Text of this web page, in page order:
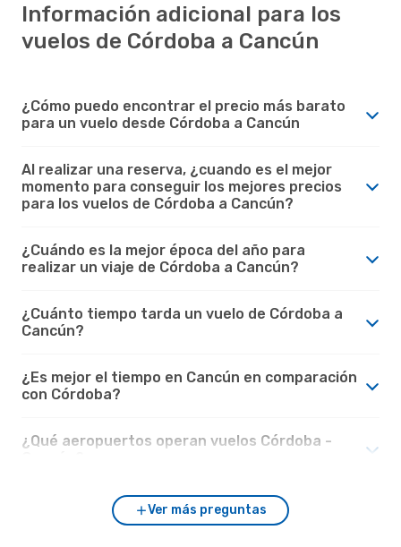
Información adicional para los
vuelos de Córdoba a Cancún
¿Cómo puedo encontrar el precio más barato
para un vuelo desde Córdoba a Cancún
Al realizar una reserva, ¿cuando es el mejor
momento para conseguir los mejores precios
para los vuelos de Córdoba a Cancún?
¿Cuándo es la mejor época del año para
realizar un viaje de Córdoba a Cancún?
¿Cuánto tiempo tarda un vuelo de Córdoba a
Cancún?
¿Es mejor el tiempo en Cancún en comparación
con Córdoba?
¿Qué aeropuertos operan vuelos Córdoba -
Ver más preguntas